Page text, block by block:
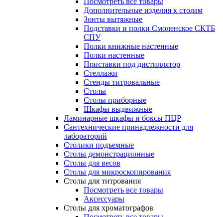
Дополнительные изделия к столам
Зонты вытяжные
Подставки и полки Смоленское СКТБ
СПУ
Полки книжные настенные
Полки настенные
Приставки под дистиллятор
Стеллажи
Стенды титровальные
Столы
Столы приборные
Шкафы выдвижные
Ламинарные шкафы и боксы ПЦР
Сантехнические принадлежности для
лабораторий
Столики подъемные
Столы демонстрационные
Столы для весов
Столы для микроскопирования
Столы для титрования
Посмотреть все товары
Аксессуары
Столы для хроматографов